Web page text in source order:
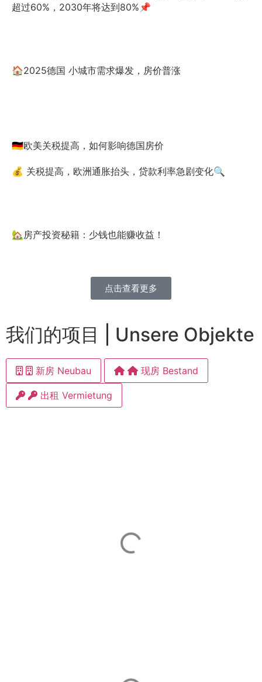
超过60%，2030年将达到80%📌
🏠2025德国 小城市需求爆发，房价普涨
🇩🇪欧美关税提高，如何影响德国房价
💰 关税提高，欧洲通胀抬头，贷款利率急剧变化🔍
🏡房产投资秘籍：少钱也能赚收益！
点击查看更多
我们的项目 | Unsere Objekte
新房 Neubau 现房 Bestand
出租 Vermietung